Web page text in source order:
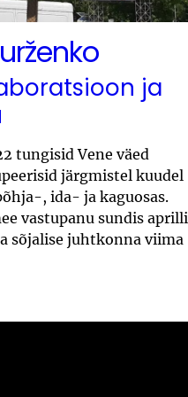
ja
tungisid Vene väed
järgmistel kuudel
, ida- ja kaguosas.
vastupanu sundis aprilli
sõjalise juhtkonna viima